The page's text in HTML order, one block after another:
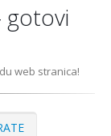
gotovi
web stranica!